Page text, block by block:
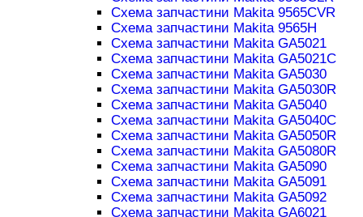
Схема запчастини Makita 9565CVR
Схема запчастини Makita 9565H
Схема запчастини Makita GA5021
Схема запчастини Makita GA5021C
Схема запчастини Makita GA5030
Схема запчастини Makita GA5030R
Схема запчастини Makita GA5040
Схема запчастини Makita GA5040C
Схема запчастини Makita GA5050R
Схема запчастини Makita GA5080R
Схема запчастини Makita GA5090
Схема запчастини Makita GA5091
Схема запчастини Makita GA5092
Схема запчастини Makita GA6021